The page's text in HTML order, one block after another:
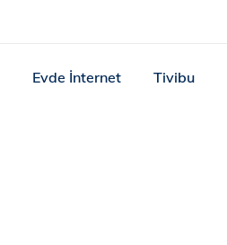
Evde İnternet Tivibu